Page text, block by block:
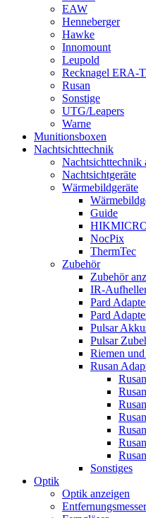
EAW
Henneberger
Hawke
Innomount
Leupold
Recknagel ERA-
Rusan
Sonstige
UTG/Leapers
Warne
Munitionsboxen
Nachtsichttechnik
Nachtsichttechnik
Nachtsichtgeräte
Wärmebildgeräte
Guide
NocPix
ThermTec
Zubehör
Zubehör
IR-
Pard
Pard
Pulsar
Pulsar
Riemen und
Rusan
Sonstiges
Optik
Optik anzeigen
Entfernungsmesser